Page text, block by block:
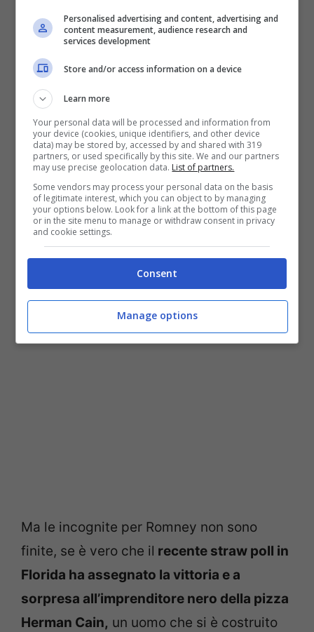
E dopo avere appreso che Christie non
parteciperà alle primarie, l’esultazione più
grande è arrivata da
porta nuovamente in testa nei sondaggi
con circa il 25% dei voti. E’ anche
accreditato quale candidato più probabile
a vincere contro Obama. Proprio questo
conta per il suo staff. Ambienti a lui vicini
dicono chesi ha la certezza della
nomination, perchè Romney sarebbe quel
tipo che non scontenta nessuno e che alla
fine tutti votano perchè può anche vincere.
Ma le incognite per Romney non sono
finite, se è vero che il recente straw poll in
Florida ha assegnato la vittoria e a
sorpresa all’imprenditore nero della pizza
Herman Cain, un uomo che si è costruito
Personalised advertising and content, advertising and
content measurement, audience research and
services development
Store and/or access information on a device
Learn more
Your personal data will be processed and information from
your device (cookies, unique identifiers, and other device
data) may be stored by, accessed by and shared with 319
partners, or used specifically by this site. We and our partners
may use precise geolocation data. List of partners.
Some vendors may process your personal data on the basis
of legitimate interest, which you can object to by managing
your options below. Look for a link at the bottom of this page
or in the site menu to manage or withdraw consent in privacy
and cookie settings.
Consent
Manage options